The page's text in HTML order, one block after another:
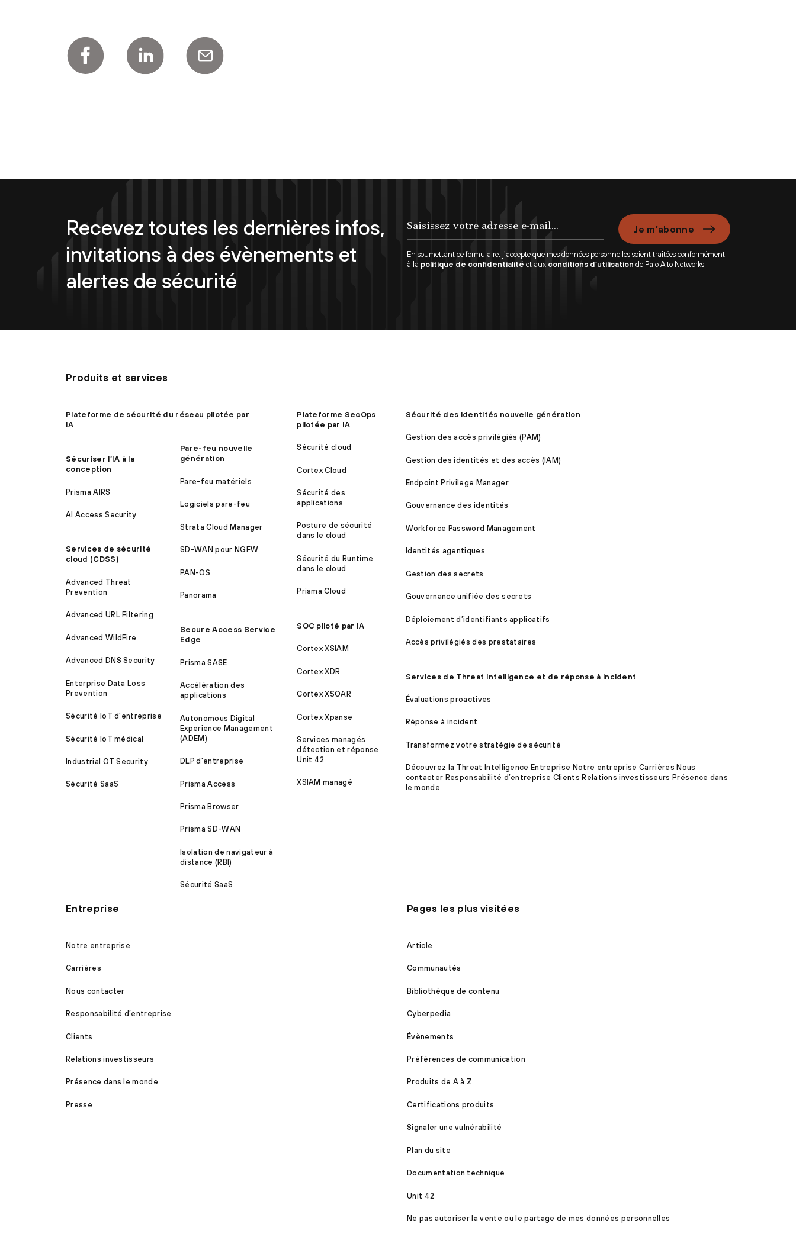
Recevez toutes les dernières infos,
invitations à des évènements et
alertes de sécurité
Je m’abonne
En soumettant ce formulaire, j’accepte que mes données personnelles soient traitées conformément
à la politique de confidentialité et aux conditions d’utilisation de Palo Alto Networks.
Produits et services
Plateforme de sécurité du réseau pilotée par
IA
Sécuriser l’IA à la
conception
Prisma AIRS
AI Access Security
Services de sécurité
cloud (CDSS)
Advanced Threat
Prevention
Advanced URL Filtering
Advanced WildFire
Advanced DNS Security
Enterprise Data Loss
Prevention
Sécurité IoT d’entreprise
Sécurité IoT médical
Industrial OT Security
Sécurité SaaS
Pare-feu nouvelle
génération
Pare-feu matériels
Logiciels pare-feu
Strata Cloud Manager
SD-WAN pour NGFW
PAN-OS
Panorama
Secure Access Service
Edge
Prisma SASE
Accélération des
applications
Autonomous Digital
Experience Management
(ADEM)
DLP d’entreprise
Prisma Access
Prisma Browser
Prisma SD-WAN
Isolation de navigateur à
distance (RBI)
Sécurité SaaS
Plateforme SecOps
pilotée par IA
Sécurité cloud
Cortex Cloud
Sécurité des
applications
Posture de sécurité
dans le cloud
Sécurité du Runtime
dans le cloud
Prisma Cloud
SOC piloté par IA
Cortex XSIAM
Cortex XDR
Cortex XSOAR
Cortex Xpanse
Services managés
détection et réponse
Unit 42
XSIAM managé
Sécurité des identités nouvelle génération
Gestion des accès privilégiés (PAM)
Gestion des identités et des accès (IAM)
Endpoint Privilege Manager
Gouvernance des identités
Workforce Password Management
Identités agentiques
Gestion des secrets
Gouvernance unifiée des secrets
Déploiement d’identifiants applicatifs
Accès privilégiés des prestataires
Services de Threat Intelligence et de réponse à incident
Évaluations proactives
Réponse à incident
Transformez votre stratégie de sécurité
Découvrez la Threat Intelligence Entreprise Notre entreprise Carrières Nous
contacter Responsabilité d’entreprise Clients Relations investisseurs Présence dans
le monde
Entreprise
Notre entreprise
Carrières
Nous contacter
Responsabilité d’entreprise
Clients
Relations investisseurs
Présence dans le monde
Presse
Pages les plus visitées
Article
Communautés
Bibliothèque de contenu
Cyberpedia
Évènements
Préférences de communication
Produits de A à Z
Certifications produits
Signaler une vulnérabilité
Plan du site
Documentation technique
Unit 42
Ne pas autoriser la vente ou le partage de mes données personnelles